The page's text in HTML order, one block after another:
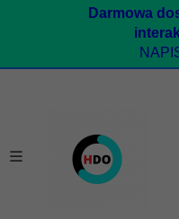
Darmowa